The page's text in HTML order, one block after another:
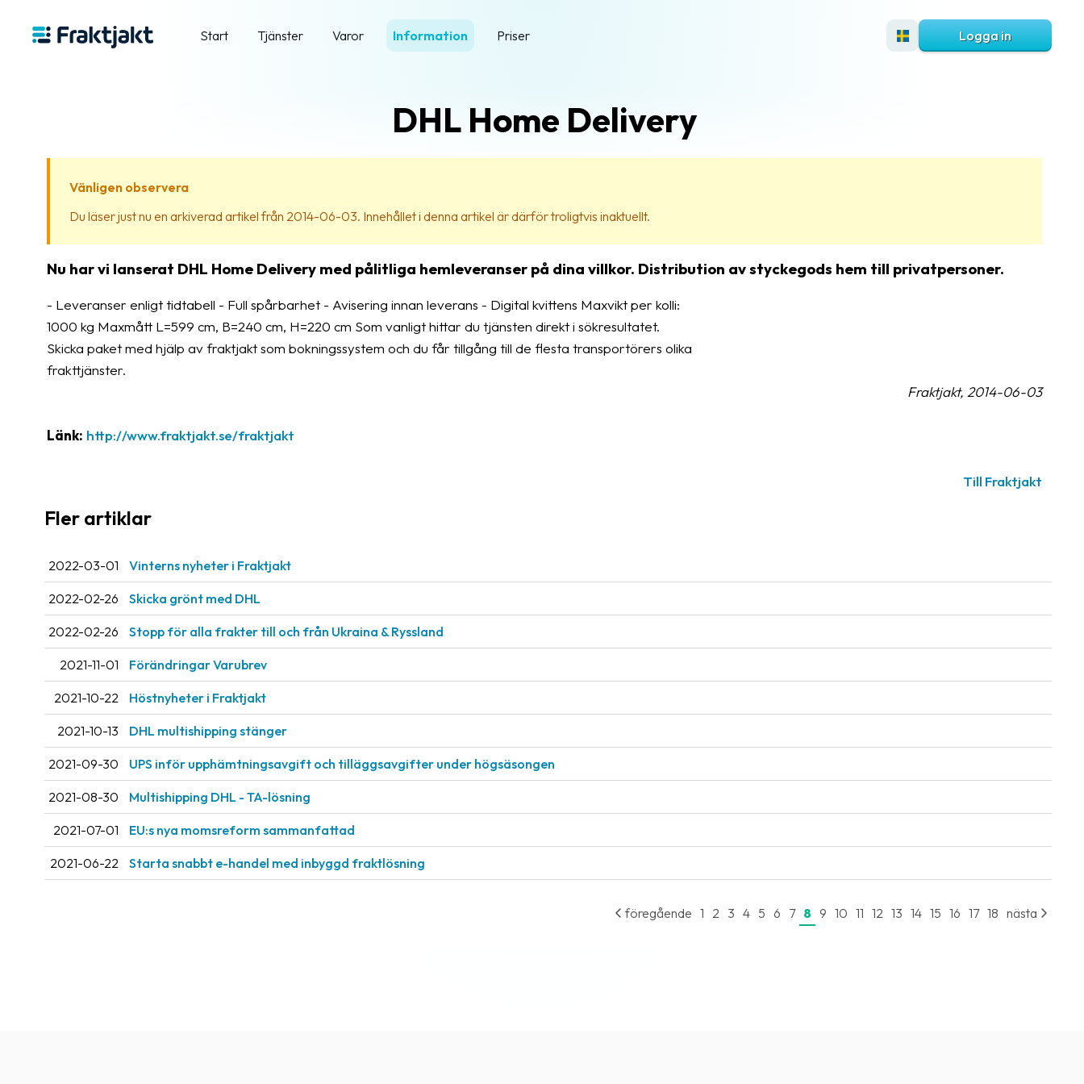
Start Tjänster Varor Information Priser Logga in
DHL Home Delivery
Vänligen observera
Du läser just nu en arkiverad artikel från 2014-06-03. Innehållet i denna artikel är därför troligtvis inaktuellt.
Nu har vi lanserat DHL Home Delivery med pålitliga hemleveranser på dina villkor. Distribution av styckegods hem till privatpersoner.
- Leveranser enligt tidtabell - Full spårbarhet - Avisering innan leverans - Digital kvittens Maxvikt per kolli:
1000 kg Maxmått L=599 cm, B=240 cm, H=220 cm Som vanligt hittar du tjänsten direkt i sökresultatet.
Skicka paket med hjälp av fraktjakt som bokningssystem och du får tillgång till de flesta transportörers olika
frakttjänster.
Fraktjakt, 2014-06-03
Länk: http://www.fraktjakt.se/fraktjakt
Till Fraktjakt
Fler artiklar
2022-03-01 Vinterns nyheter i Fraktjakt
2022-02-26 Skicka grönt med DHL
2022-02-26 Stopp för alla frakter till och från Ukraina & Ryssland
2021-11-01 Förändringar Varubrev
2021-10-22 Höstnyheter i Fraktjakt
2021-10-13 DHL multishipping stänger
2021-09-30 UPS inför upphämtningsavgift och tilläggsavgifter under högsäsongen
2021-08-30 Multishipping DHL - TA-lösning
2021-07-01 EU:s nya momsreform sammanfattad
2021-06-22 Starta snabbt e-handel med inbyggd fraktlösning
föregående 1 2 3 4 5 6 7 8 9 10 11 12 13 14 15 16 17 18 nästa